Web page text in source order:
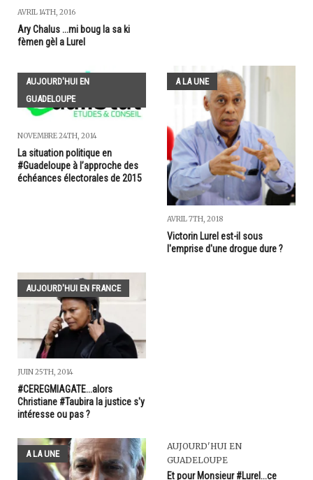
AVRIL 14TH, 2016
Ary Chalus ...mi boug la sa ki
fèmen gèl a Lurel
AUJOURD'HUI EN
GUADELOUPE
NOVEMBRE 24TH, 2014
La situation politique en
#Guadeloupe à l’approche des
échéances électorales de 2015
A LA UNE
AVRIL 7TH, 2018
Victorin Lurel est-il sous
l'emprise d'une drogue dure ?
AUJOURD'HUI EN FRANCE
JUIN 25TH, 2014
#CEREGMIAGATE...alors
Christiane #Taubira la justice s'y
intéresse ou pas ?
A LA UNE
AUJOURD'HUI EN
GUADELOUPE
Et pour Monsieur #Lurel...ce